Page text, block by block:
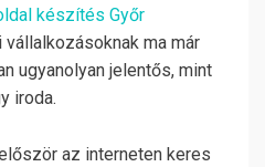
készítés Győr
ma már
ugyanolyan jelentős, mint
iroda.
az interneten keres